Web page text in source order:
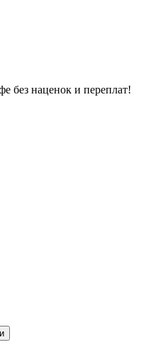
без наценок и переплат!